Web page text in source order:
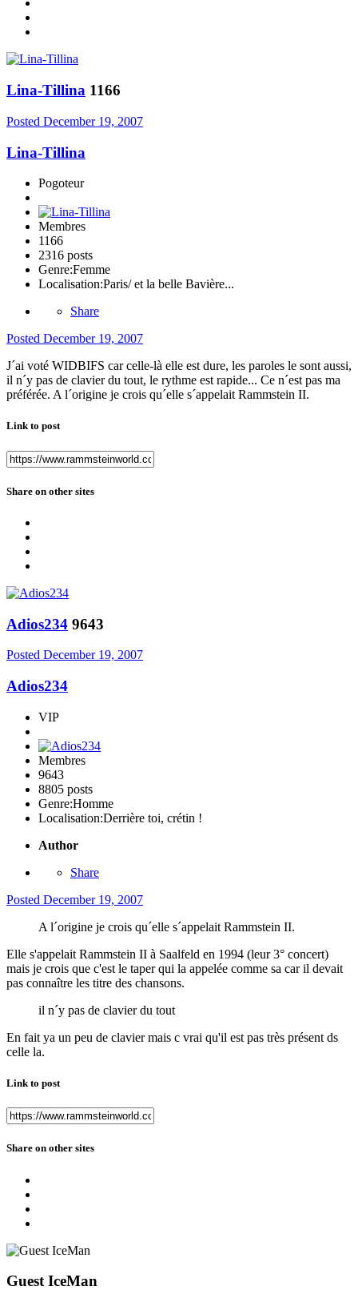
Lina-Tillina 1166
Posted December 19, 2007
Lina-Tillina
Pogoteur
Membres
1166
2316 posts
Genre:Femme
Localisation:Paris/ et la belle Bavière...
Share
Posted December 19, 2007
J´ai voté WIDBIFS car celle-là elle est dure, les paroles le sont aussi,
il n´y pas de clavier du tout, le rythme est rapide... Ce n´est pas ma
préférée. A l´origine je crois qu´elle s´appelait Rammstein II.
Link to post
Share on other sites
Adios234 9643
Posted December 19, 2007
Adios234
VIP
Membres
9643
8805 posts
Genre:Homme
Localisation:Derrière toi, crétin !
Author
Share
Posted December 19, 2007
A l´origine je crois qu´elle s´appelait Rammstein II.
Elle s'appelait Rammstein II à Saalfeld en 1994 (leur 3° concert)
mais je crois que c'est le taper qui la appelée comme sa car il devait
pas connaître les titre des chansons.
il n´y pas de clavier du tout
En fait ya un peu de clavier mais c vrai qu'il est pas très présent ds
celle la.
Link to post
Share on other sites
Guest IceMan